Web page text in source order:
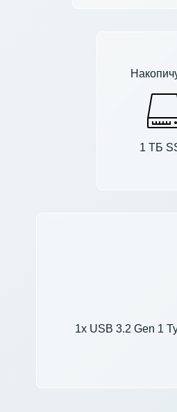
1 ТБ
1x USB 3.2 Gen 1